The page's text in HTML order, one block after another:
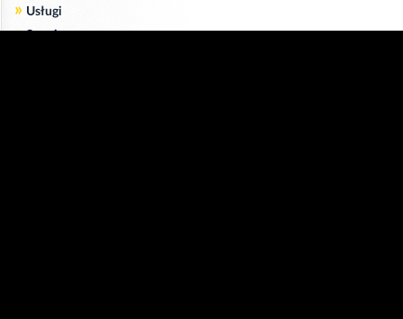
» Usługi
»